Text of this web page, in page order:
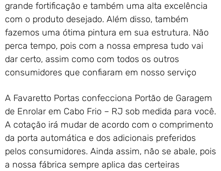
grande fortificação e também uma alta excelência
com o produto desejado. Além disso, também
fazemos uma ótima pintura em sua estrutura. Não
perca tempo, pois com a nossa empresa tudo vai
dar certo, assim como com todos os outros
consumidores que confiaram em nosso serviço
A Favaretto Portas confecciona Portão de Garagem
de Enrolar em Cabo Frio – RJ sob medida para você.
A cotação irá mudar de acordo com o comprimento
da porta automática e dos adicionais preferidos
pelos consumidores. Ainda assim, não se abale, pois
a nossa fábrica sempre aplica das certeiras